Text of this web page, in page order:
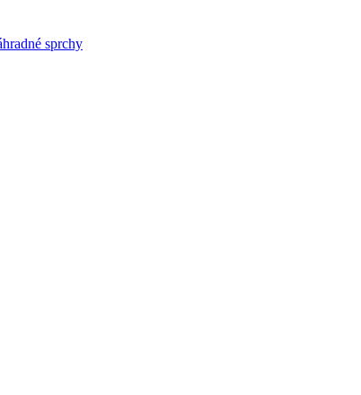
sprchy